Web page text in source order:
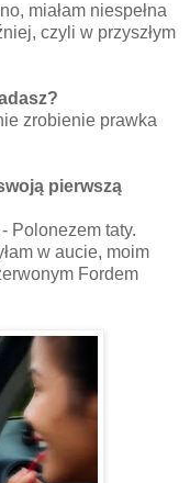
miałam niespełna
czyli w przyszłym
zrobienie prawka
pierwszą
Polonezem taty.
w aucie, moim
Fordem